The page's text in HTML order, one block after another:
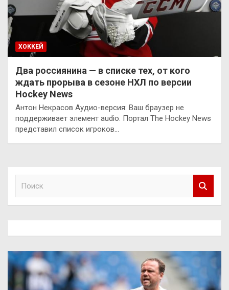
ХОККЕЙ
Два россиянина — в списке тех, от кого
ждать прорыва в сезоне НХЛ по версии
Hockey News
Антон Некрасов Аудио-версия: Ваш браузер не
поддерживает элемент audio. Портал The Hockey News
представил список игроков…